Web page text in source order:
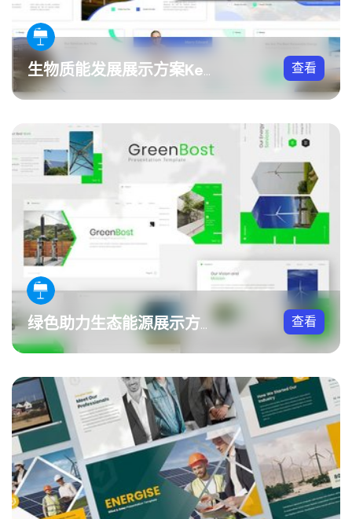
生物质能发展展示方案Keynote模板 查看
绿色助力生态能源展示方案Keynote模板 查看